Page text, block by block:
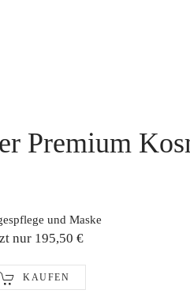
Premium
und Maske
nur 195,50 €
KAUFEN